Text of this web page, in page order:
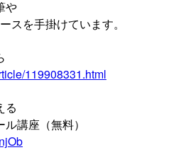
や
スを手掛けています。
119908331.html
る
講座（無料）